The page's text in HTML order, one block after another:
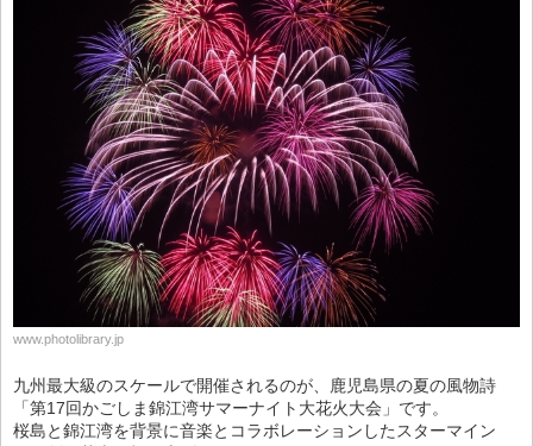
www.photolibrary.jp
九州最大級のスケールで開催されるのが、鹿児島県の夏の風物詩
「第17回かごしま錦江湾サマーナイト大花火大会」です。
桜島と錦江湾を背景に音楽とコラボレーションしたスターマイン